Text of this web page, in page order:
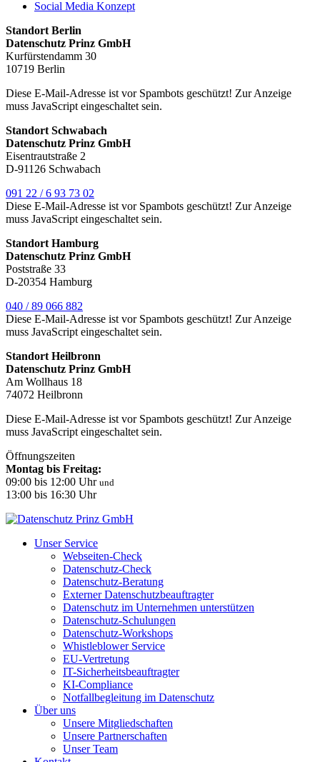
Social Media Konzept
Standort Berlin
Datenschutz Prinz GmbH
Kurfürstendamm 30
10719 Berlin
Diese E-Mail-Adresse ist vor Spambots geschützt! Zur Anzeige
muss JavaScript eingeschaltet sein.
Standort Schwabach
Datenschutz Prinz GmbH
Eisentrautstraße 2
D-91126 Schwabach
091 22 / 6 93 73 02
Diese E-Mail-Adresse ist vor Spambots geschützt! Zur Anzeige
muss JavaScript eingeschaltet sein.
Standort Hamburg
Datenschutz Prinz GmbH
Poststraße 33
D-20354 Hamburg
040 / 89 066 882
Diese E-Mail-Adresse ist vor Spambots geschützt! Zur Anzeige
muss JavaScript eingeschaltet sein.
Standort Heilbronn
Datenschutz Prinz GmbH
Am Wollhaus 18
74072 Heilbronn
Diese E-Mail-Adresse ist vor Spambots geschützt! Zur Anzeige
muss JavaScript eingeschaltet sein.
Öffnungszeiten
Montag bis Freitag:
09:00 bis 12:00 Uhr und
13:00 bis 16:30 Uhr
Unser Service
Webseiten-Check
Datenschutz-Check
Datenschutz-Beratung
Externer Datenschutzbeauftragter
Datenschutz im Unternehmen unterstützen
Datenschutz-Schulungen
Datenschutz-Workshops
Whistleblower Service
EU-Vertretung
IT-Sicherheitsbeauftragter
KI-Compliance
Notfallbegleitung im Datenschutz
Über uns
Unsere Mitgliedschaften
Unsere Partnerschaften
Unser Team